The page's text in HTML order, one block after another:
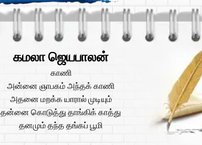
கமலா ஜெயபாலன்
காணி
அன்னை ஞாபகம் அந்தக் காணி
அதனை மறக்க யாரால் முடியும்
தன்னை கொடுத்து தாங்கிக் காத்து
தனமும் தந்த தங்கப் பூமி